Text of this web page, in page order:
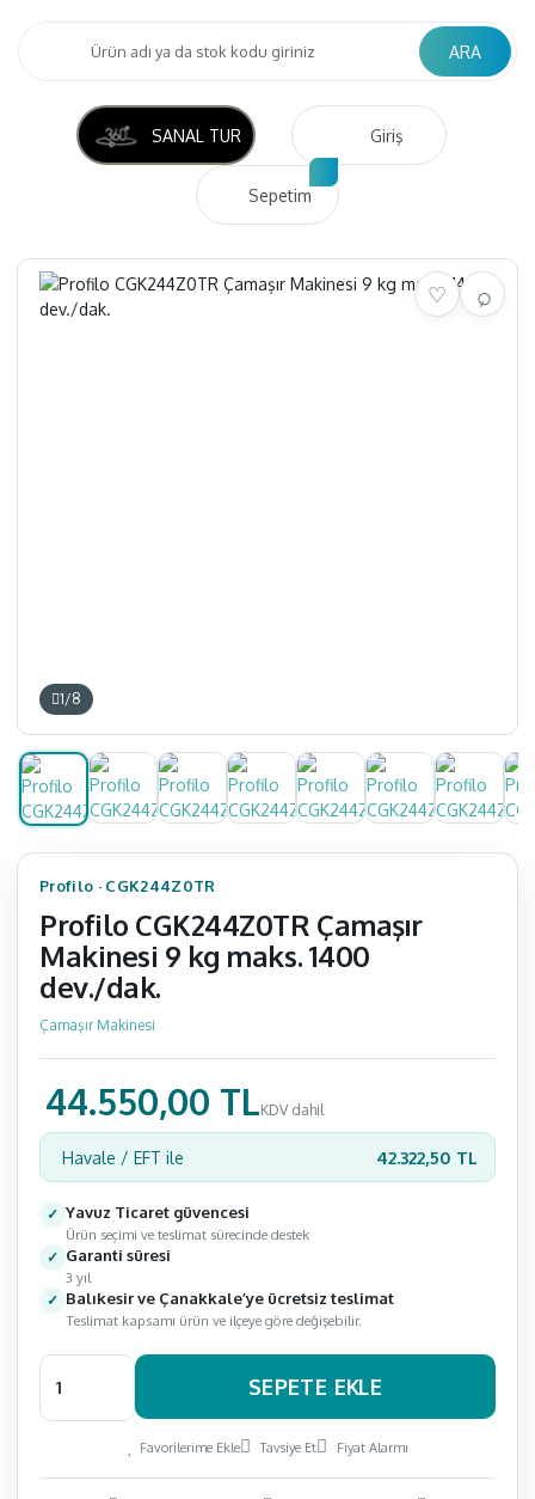
ARA
SANAL TUR Giriş
Sepetim
1/8
Profilo · CGK244Z0TR
Profilo CGK244Z0TR Çamaşır
Makinesi 9 kg maks. 1400
dev./dak.
Çamaşır Makinesi
44.550,00 TLKDV dahil
Havale / EFT ile 42.322,50 TL
Yavuz Ticaret güvencesi
Ürün seçimi ve teslimat sürecinde destek
Garanti süresi
3 yıl
Balıkesir ve Çanakkale’ye ücretsiz teslimat
Teslimat kapsamı ürün ve ilçeye göre değişebilir.
SEPETE EKLE
Favorilerime Ekle Tavsiye Et Fiyat Alarmı